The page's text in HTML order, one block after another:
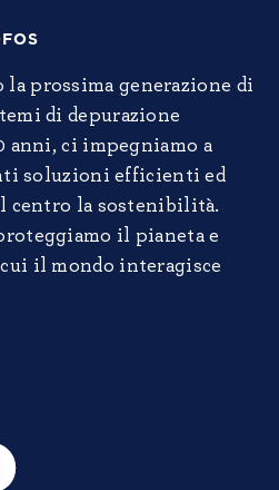
la prossima generazione di
di depurazione
anni, ci impegniamo a
soluzioni efficienti ed
centro la sostenibilità.
il pianeta e
il mondo interagisce